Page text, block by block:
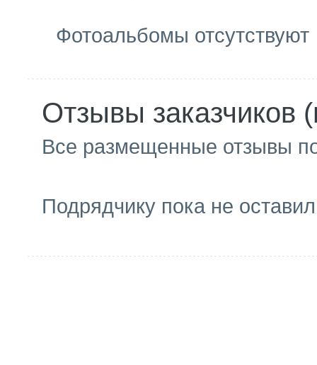
Фотоальбомы отсутствуют
Отзывы заказчиков
Все размещенные отзывы
Подрядчику пока не